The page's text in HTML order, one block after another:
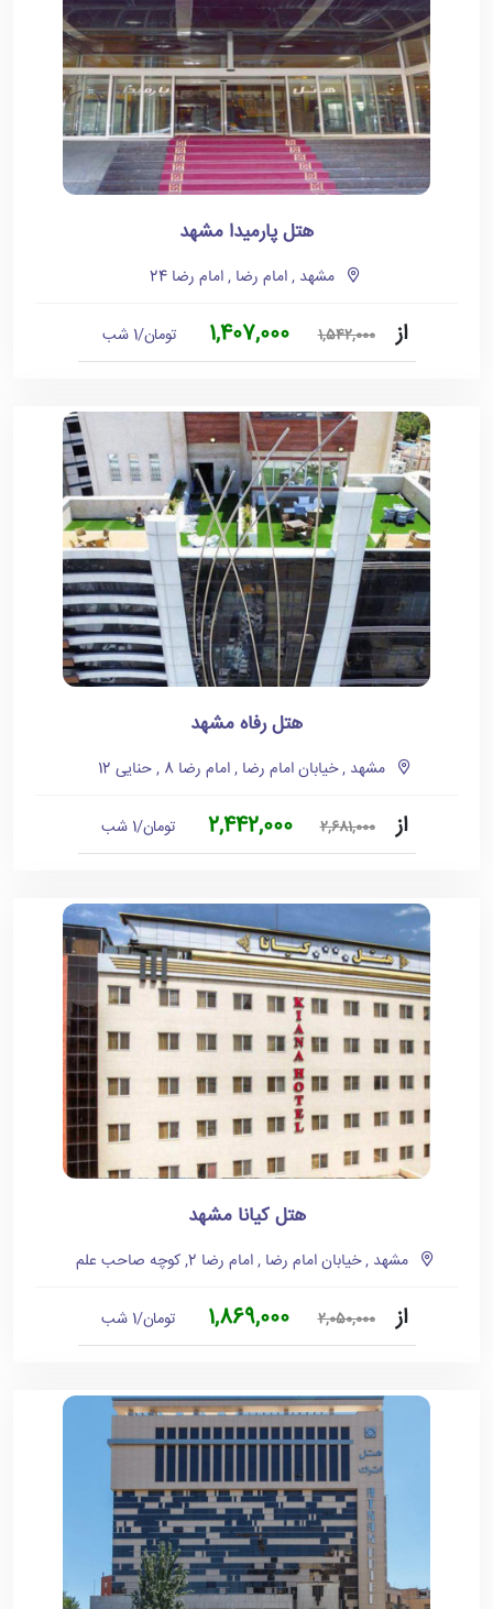
هتل پارمیدا مشهد
مشهد , امام رضا , امام رضا 24
از 1,542,000
1,407,000 تومان/1 شب
هتل رفاه مشهد
مشهد , خیابان امام رضا , امام رضا 8 , حنایی 12
از 2,681,000
2,442,000 تومان/1 شب
هتل کیانا مشهد
مشهد , خیابان امام رضا , امام رضا 2, کوچه صاحب علم
از 2,050,000
1,869,000 تومان/1 شب